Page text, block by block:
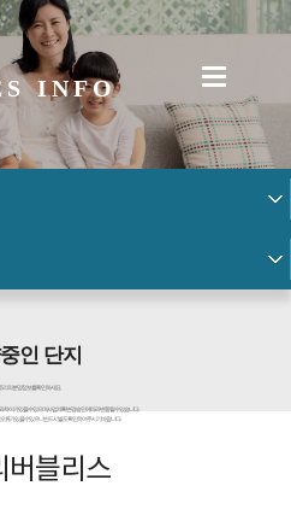
INFO
인 단지
리의 분양 정보를 확인하세요.
차이가 있을 수 있으며, 사업계획 변경승인에 따라 변동될 수 있습니다.
류가 있을 수 있으니 반드시 별도 확인하여 주시기 바랍니다.
버블리스